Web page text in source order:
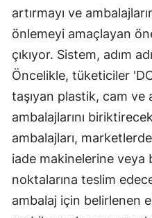
artırmayı ve
önlemeyi amaçlayan
çıkıyor. Sistem, adım
Öncelikle, tüketiciler
taşıyan plastik, cam ve
ambalajlarını
ambalajları,
iade makinelerine veya
noktalarına teslim
ambalaj için belirlenen